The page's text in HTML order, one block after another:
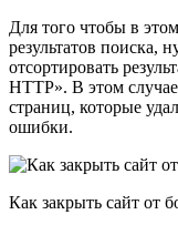
Для того чтобы в
результатов поиска,
отсортировать
HTTP». В этом
страниц, которые
ошибки.
Как закрыть сайт от